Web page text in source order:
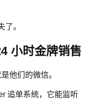
了。
小时金牌销售
他们的微信。
追单系统，它能监听